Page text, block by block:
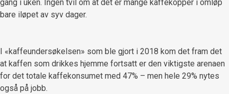
gang i uken. Ingen tvil om at det er mange kaffekopper i omløp
bare iløpet av syv dager.
I «kaffeundersøkelsen» som ble gjort i 2018 kom det fram det
at kaffen som drikkes hjemme fortsatt er den viktigste arenaen
for det totale kaffekonsumet med 47% – men hele 29% nytes
også på jobb.